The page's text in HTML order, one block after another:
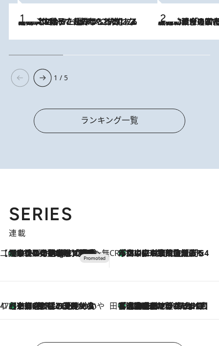
2026.8.5
【阿川佐和子さんの年とる力】なぜ70代で始めた趣味は“こんなに楽しい”のか？ ピアノ、俳句…スランプに陥っても続けられる“ある秘訣”とは 2026.8.3
慶應幼稚舎の図書室からテレビの世界に飛び込んだ阿川佐和子（72）
1 / 5
ランキング一覧
SERIES
連載
【CREA×星野リゾート】唯一無二。癒しと発見が待つ場所へ
10 Hours Ago
【トンボの足水浴】ヒノキの香りに包まれて涼感マックス！約13℃の湧水かけ流しを避暑地「星野温泉 トンボの湯」で体験 CREA'S CHOICE
2026.8.7
「立川にも歌舞伎があるんだよ」 片岡仁左衛門・市川中車ら豪華座組みで4年目の立川立飛歌舞伎へ
47都道府県の手みやげ ひんやりスイーツで夏を満喫
2026.8.7
【京都府】この夏絶対食べたい 冷やしておいしいおやつ3選 ひと口目から心を掴む新緑のテリーヌ 田中稲の勝手に再ブーム
2026.8.7
「湘南乃風に憧れて」観客大盛上がりの“タオル回し”に、ラッパー顔負けの高速歌唱まで…さだまさし（74）のアグレッシブすぎる現在地